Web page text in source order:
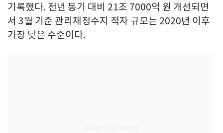
기록했다. 전년 동기 대비 21조 7000억 원 개선되면
서 3월 기준 관리재정수지 적자 규모는 2020년 이후
가장 낮은 수준이다.